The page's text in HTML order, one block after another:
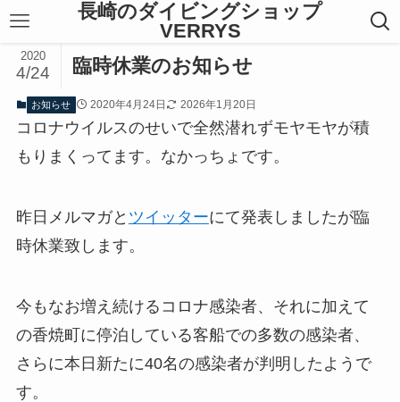
長崎のダイビングショップ
VERRYS
臨時休業のお知らせ
2020
4/24
お知らせ 2020年4月24日 2026年1月20日
コロナウイルスのせいで全然潜れずモヤモヤが積
もりまくってます。なかっちょです。
昨日メルマガと ツイッターにて発表しましたが臨
時休業致します。
今もなお増え続けるコロナ感染者、それに加えて
の香焼町に停泊している客船での多数の感染者、
さらに本日新たに40名の感染者が判明したようで
す。